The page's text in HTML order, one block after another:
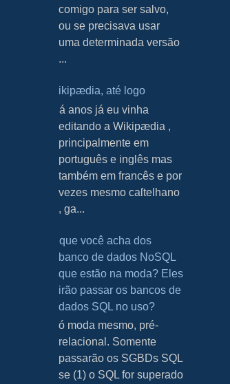
comigo para ser salvo,
ou se precisava usar
uma determinada versão
...
Wikipædia, até logo
H á anos já eu vinha
editando a Wikipædia ,
principalmente em
português e inglês mas
também em francês e por
vezes mesmo caſtelhano
, ga...
O que você acha dos
banco de dados NoSQL
que estão na moda? Eles
irão passar os bancos de
dados SQL no uso?
S ó moda mesmo, pré-
relacional. Somente
passarão os SGBDs SQL
se (1) o SQL for superado